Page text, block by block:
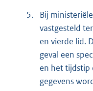
5.
Bij
vastgesteld
en vierde lid.
geval een
en het tijdstip
gegevens